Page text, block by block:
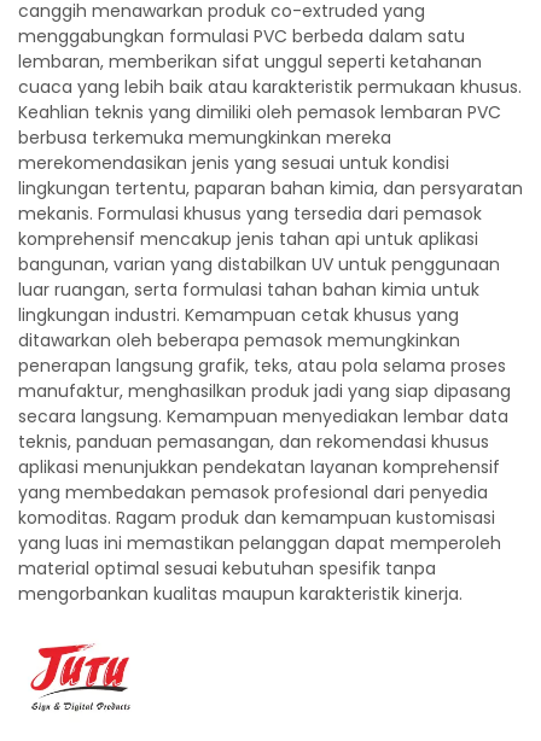
canggih menawarkan produk co-extruded yang
menggabungkan formulasi PVC berbeda dalam satu
lembaran, memberikan sifat unggul seperti ketahanan
cuaca yang lebih baik atau karakteristik permukaan khusus.
Keahlian teknis yang dimiliki oleh pemasok lembaran PVC
berbusa terkemuka memungkinkan mereka
merekomendasikan jenis yang sesuai untuk kondisi
lingkungan tertentu, paparan bahan kimia, dan persyaratan
mekanis. Formulasi khusus yang tersedia dari pemasok
komprehensif mencakup jenis tahan api untuk aplikasi
bangunan, varian yang distabilkan UV untuk penggunaan
luar ruangan, serta formulasi tahan bahan kimia untuk
lingkungan industri. Kemampuan cetak khusus yang
ditawarkan oleh beberapa pemasok memungkinkan
penerapan langsung grafik, teks, atau pola selama proses
manufaktur, menghasilkan produk jadi yang siap dipasang
secara langsung. Kemampuan menyediakan lembar data
teknis, panduan pemasangan, dan rekomendasi khusus
aplikasi menunjukkan pendekatan layanan komprehensif
yang membedakan pemasok profesional dari penyedia
komoditas. Ragam produk dan kemampuan kustomisasi
yang luas ini memastikan pelanggan dapat memperoleh
material optimal sesuai kebutuhan spesifik tanpa
mengorbankan kualitas maupun karakteristik kinerja.